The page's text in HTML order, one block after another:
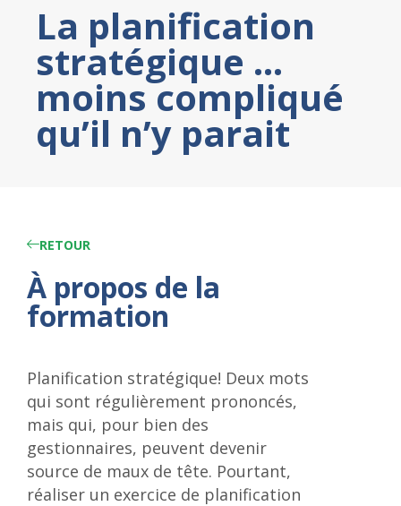
La planification
stratégique …
moins compliqué
qu’il n’y parait
RETOUR
À propos de la
formation
Planification stratégique! Deux mots
qui sont régulièrement prononcés,
mais qui, pour bien des
gestionnaires, peuvent devenir
source de maux de tête. Pourtant,
réaliser un exercice de planification